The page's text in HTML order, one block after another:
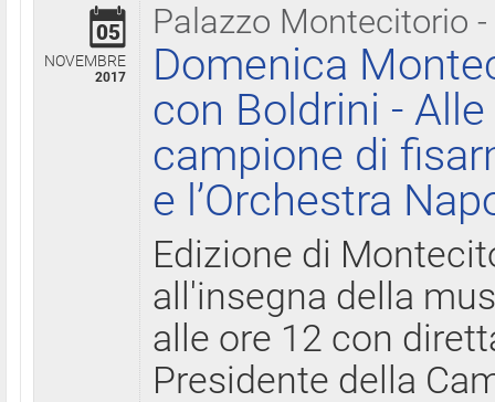
Palazzo Montecitorio
05
NOVEMBRE
2017
Domenica
con Boldrini -
campione di
e l’Orchestra
Edizione di
all'insegna della
alle ore 12 con
Presidente della